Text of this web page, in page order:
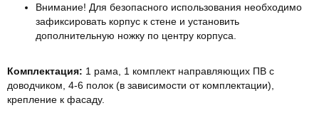
Внимание! Для безопасного использования необходимо
зафиксировать корпус к стене и установить
дополнительную ножку по центру корпуса.
Комплектация: 1 рама, 1 комплект направляющих ПВ с
доводчиком, 4-6 полок (в зависимости от комплектации),
крепление к фасаду.